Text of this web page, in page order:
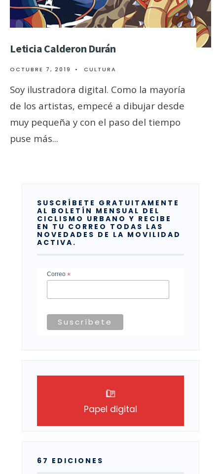
Leticia Calderon Durán
OCTUBRE 7, 2019 • CULTURA
Soy ilustradora digital. Como la mayoría
de los artistas, empecé a dibujar desde
muy pequeña y con el paso del tiempo
puse más...
SUSCRÍBETE GRATUITAMENTE
AL BOLETÍN MENSUAL DEL
CICLISMO URBANO Y RECIBE
EN TU CORREO TODAS LAS
NOVEDADES DE LA MOVILIDAD
ACTIVA.
Correo *
Papel digital
67 EDICIONES